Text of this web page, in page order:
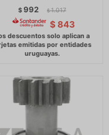
$992 $ 1.017
$ 843